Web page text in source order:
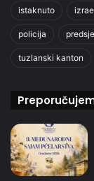
istaknuto
policija
tuzlanski kanton